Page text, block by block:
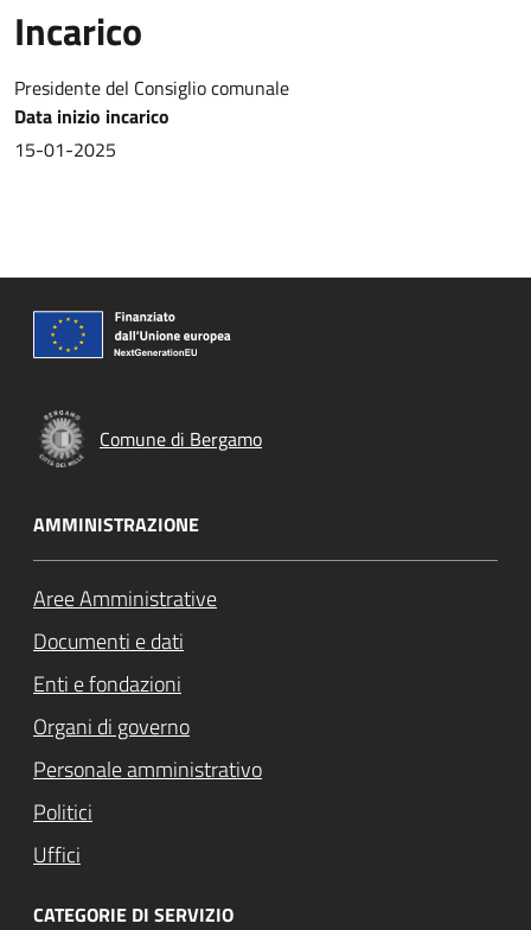
Incarico
Presidente del Consiglio comunale
Data inizio incarico
15-01-2025
Comune di Bergamo
AMMINISTRAZIONE
Aree Amministrative
Documenti e dati
Enti e fondazioni
Organi di governo
Personale amministrativo
Politici
Uffici
CATEGORIE DI SERVIZIO